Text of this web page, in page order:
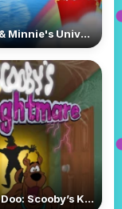
Mickey & Minnie's Universe
Scooby-Doo: Scooby’s Knightmare